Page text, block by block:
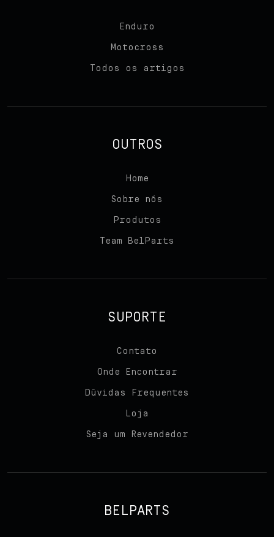
Enduro
Motocross
Todos os artigos
OUTROS
Home
Sobre nós
Produtos
Team BelParts
SUPORTE
Contato
Onde Encontrar
Dúvidas Frequentes
Loja
Seja um Revendedor
BELPARTS